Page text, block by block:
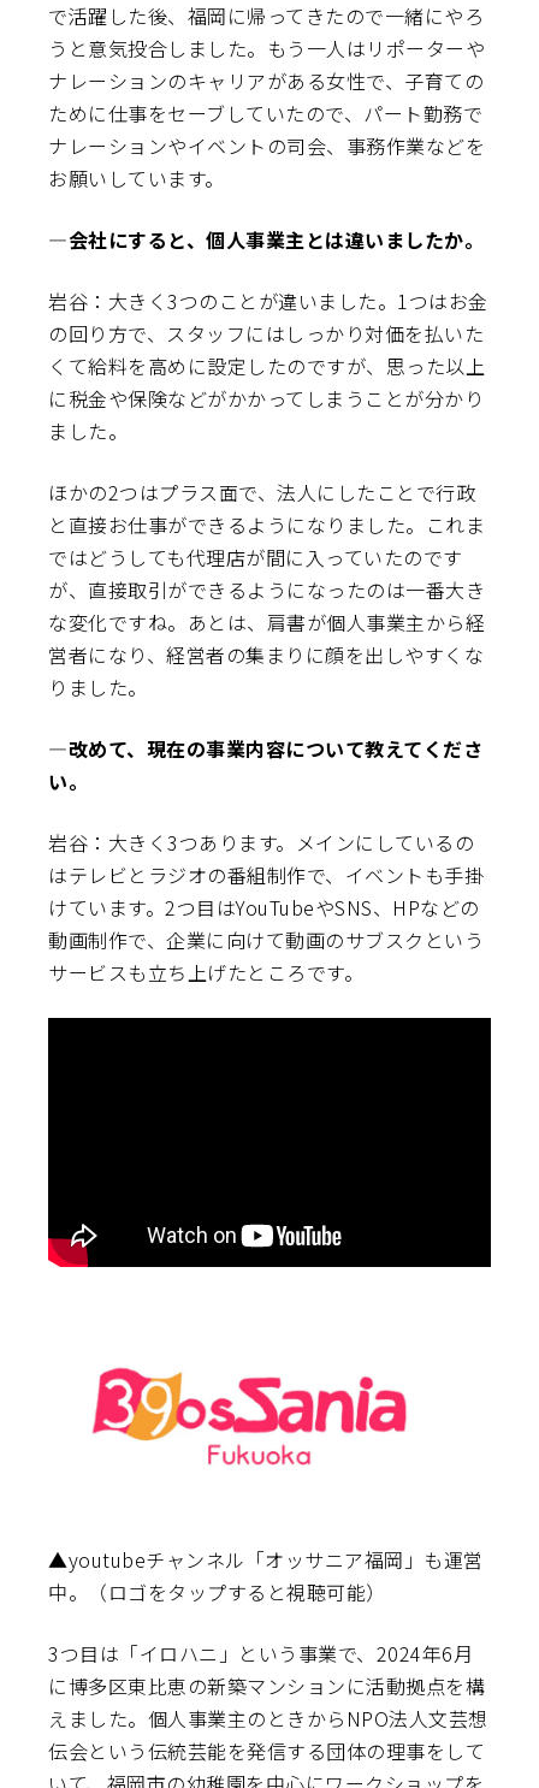
で活躍した後、福岡に帰ってきたので一緒にやろ
うと意気投合しました。もう一人はリポーターや
ナレーションのキャリアがある女性で、子育ての
ために仕事をセーブしていたので、パート勤務で
ナレーションやイベントの司会、事務作業などを
お願いしています。
―会社にすると、個人事業主とは違いましたか。
岩谷：大きく3つのことが違いました。1つはお金
の回り方で、スタッフにはしっかり対価を払いた
くて給料を高めに設定したのですが、思った以上
に税金や保険などがかかってしまうことが分かり
ました。
ほかの2つはプラス面で、法人にしたことで行政
と直接お仕事ができるようになりました。これま
ではどうしても代理店が間に入っていたのです
が、直接取引ができるようになったのは一番大き
な変化ですね。あとは、肩書が個人事業主から経
営者になり、経営者の集まりに顔を出しやすくな
りました。
―改めて、現在の事業内容について教えてくださ
い。
岩谷：大きく3つあります。メインにしているの
はテレビとラジオの番組制作で、イベントも手掛
けています。2つ目はYouTubeやSNS、HPなどの
動画制作で、企業に向けて動画のサブスクという
サービスも立ち上げたところです。
▲youtubeチャンネル「オッサニア福岡」も運営
中。（ロゴをタップすると視聴可能）
3つ目は「イロハニ」という事業で、2024年6月
に博多区東比恵の新築マンションに活動拠点を構
えました。個人事業主のときからNPO法人文芸想
伝会という伝統芸能を発信する団体の理事をして